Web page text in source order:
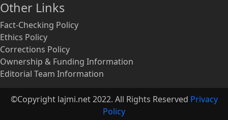
Other Links
Fact-Checking Policy
Ethics Policy
Corrections Policy
Ownership & Funding Information
Editorial Team Information
©Copyright lajmi.net 2022. All Rights Reserved Privacy
Policy